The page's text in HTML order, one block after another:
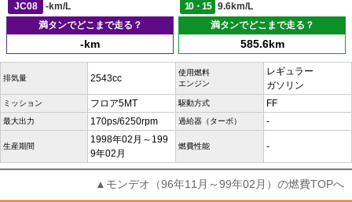
JC08
-km/L 10・15
9.6km/L
満タンでどこまで走る？
-km
満タンでどこまで走る？
585.6km
排気量 2543cc
使用燃料
エンジン
レギュラー
ガソリン
ミッション フロア5MT 駆動方式 FF
最大出力 170ps/6250rpm 過給器（ターボ） -
生産期間
1998年02月～199
9年02月
燃費性能 -
▲モンデオ（96年11月～99年02月）の燃費TOPへ